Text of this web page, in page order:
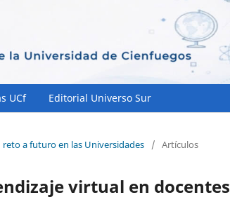
UCf Editorial Universo Sur
reto a futuro en las Universidades / Artículos
virtual en docentes